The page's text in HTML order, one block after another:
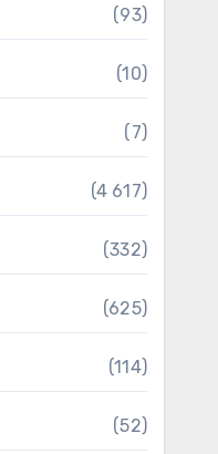
(93)
(10)
(7)
(4 617)
(332)
(625)
(114)
(52)